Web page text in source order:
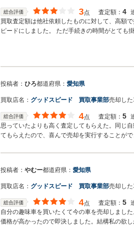
総合評価 3点 査定額： 4
買取査定額は他社依頼したものに対して、高額
ピードにしました。 ただ手続きの時間がとても
投稿者： ひろ都道府県： 愛知県
買取店名： グッドスピード 買取事業部売却し
総合評価 4点 査定額： 5
思っていたよりも高く査定してもらえた。同じ
てもらえたので、喜んで売却を実行することが
投稿者： やむー都道府県： 愛知県
買取店名： グッドスピード 買取事業部売却し
総合評価 4点 査定額： 5
自分の趣味車を買いたくて今の車を売却しまし
価格が高かったので即決しました。結構私の欲